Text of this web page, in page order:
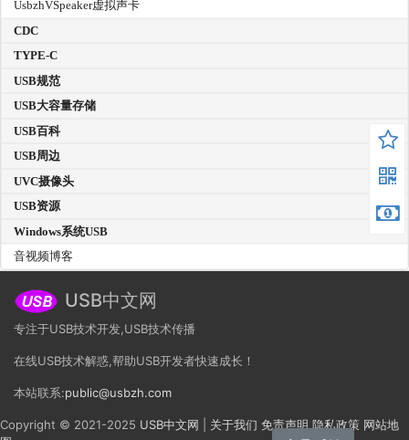
UsbzhVSpeaker虚拟声卡
CDC
TYPE-C
USB规范
USB大容量存储
USB百科
USB周边
UVC摄像头
USB资源
Windows系统USB
音视频博客
USB中文网
专注于USB技术开发,USB技术传播
在线USB技术解惑,帮助USB开发者快速成长！
本站联系:public@usbzh.com
Copyright © 2021-2025 USB中文网 关于我们 免责声明 隐私政策 网站地